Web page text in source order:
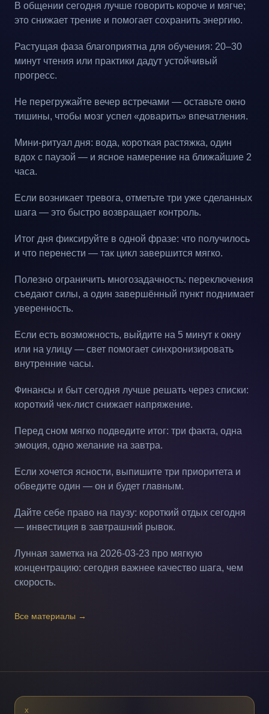
В общении сегодня лучше говорить короче и мягче;
это снижает трение и помогает сохранить энергию.
Растущая фаза благоприятна для обучения: 20–30
минут чтения или практики дадут устойчивый
прогресс.
Не перегружайте вечер встречами — оставьте окно
тишины, чтобы мозг успел «доварить» впечатления.
Мини-ритуал дня: вода, короткая растяжка, один
вдох с паузой — и ясное намерение на ближайшие 2
часа.
Если возникает тревога, отметьте три уже сделанных
шага — это быстро возвращает контроль.
Итог дня фиксируйте в одной фразе: что получилось
и что перенести — так цикл завершится мягко.
Полезно ограничить многозадачность: переключения
съедают силы, а один завершённый пункт поднимает
уверенность.
Если есть возможность, выйдите на 5 минут к окну
или на улицу — свет помогает синхронизировать
внутренние часы.
Финансы и быт сегодня лучше решать через списки:
короткий чек-лист снижает напряжение.
Перед сном мягко подведите итог: три факта, одна
эмоция, одно желание на завтра.
Если хочется ясности, выпишите три приоритета и
обведите один — он и будет главным.
Дайте себе право на паузу: короткий отдых сегодня
— инвестиция в завтрашний рывок.
Лунная заметка на 2026-03-23 про мягкую
концентрацию: сегодня важнее качество шага, чем
скорость.
Все материалы →
X